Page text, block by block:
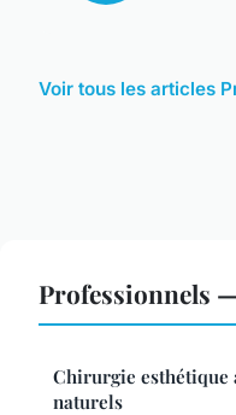
Voir tous les articles
Professionnels
Chirurgie esthétique
naturels